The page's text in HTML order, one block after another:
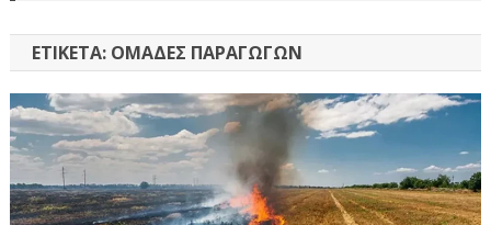
ΕΤΙΚΈΤΑ: ΟΜΆΔΕΣ ΠΑΡΑΓΩΓΏΝ